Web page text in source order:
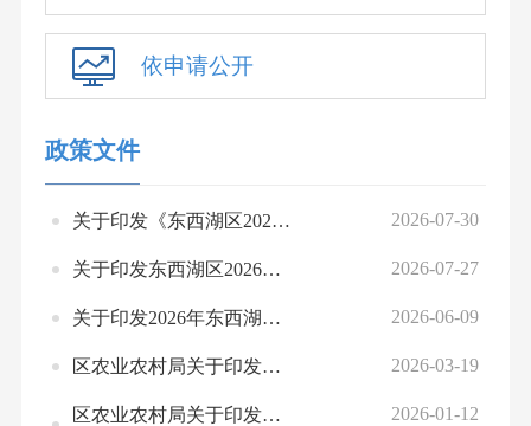
依申请公开
政策文件
关于印发《东西湖区2026年市级农产品质量安全专项资金补助项目实施方案》的通知 2026-07-30
关于印发东西湖区2026年油菜轮作示范项目实施方案的通知 2026-07-27
关于印发2026年东西湖区化肥和化学农药减量化及商品有机肥示范推广工作实施方案的通知 2026-06-09
区农业农村局关于印发《东西湖区2026年粮食生产奖补项目实施方案》的通知 2026-03-19
区农业农村局关于印发东西湖区2025年度撂荒耕地整治项目实施方案的通知 2026-01-12